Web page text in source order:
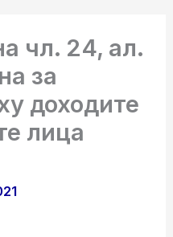
чл. 24, ал.
за
доходите
лица